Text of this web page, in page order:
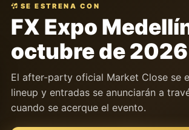
SE ESTRENA CON
FX Expo
octubre de 2026
El after-party oficial Market Close se
lineup y entradas se anunciarán a
cuando se acerque el evento.